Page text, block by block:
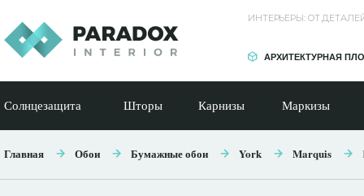
ИНТЕРЬЕРЫ: ОТ
АРХИТЕКТУРНАЯ
Солнцезащита Шторы Карнизы Маркизы
Главная Обои Бумажные обои York Marquis